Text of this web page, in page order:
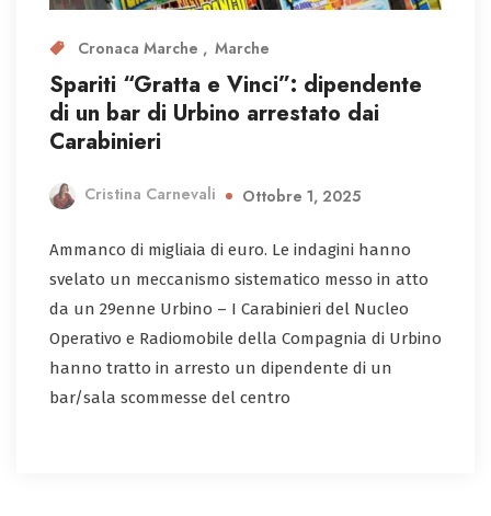
Cronaca Marche Marche
Spariti “Gratta e Vinci”: dipendente
di un bar di Urbino arrestato dai
Carabinieri
Cristina Carnevali Ottobre 1, 2025
Ammanco di migliaia di euro. Le indagini hanno
svelato un meccanismo sistematico messo in atto
da un 29enne Urbino – I Carabinieri del Nucleo
Operativo e Radiomobile della Compagnia di Urbino
hanno tratto in arresto un dipendente di un
bar/sala scommesse del centro